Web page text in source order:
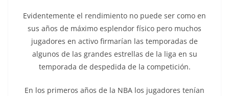
Evidentemente el rendimiento no puede ser como en
sus años de máximo esplendor físico pero muchos
jugadores en activo firmarían las temporadas de
algunos de las grandes estrellas de la liga en su
temporada de despedida de la competición.
En los primeros años de la NBA los jugadores tenían